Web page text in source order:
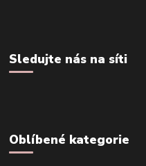
Sledujte nás na síti
Oblíbené kategorie